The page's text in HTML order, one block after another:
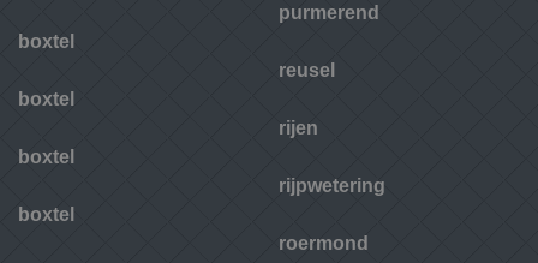
boxtel
boxtel
boxtel
boxtel
purmerend
reusel
rijen
rijpwetering
roermond